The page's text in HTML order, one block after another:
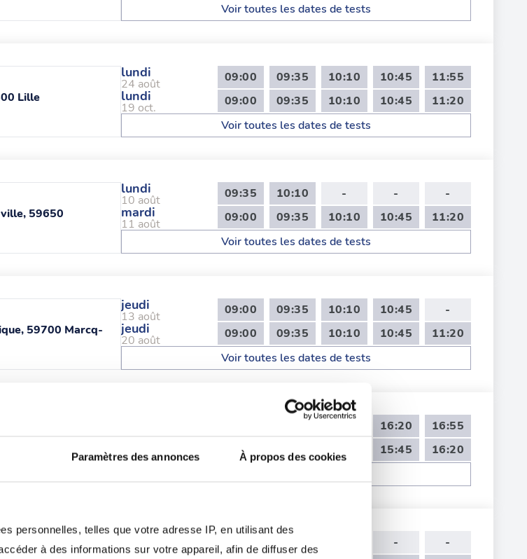
Paramètres des annonces À propos des cookies
personnelles, telles que votre adresse IP, en utilisant des
à des informations sur votre appareil, afin de diffuser des
Voir toutes les dates de tests
Lille
lundi
24 août 09:00 09:35 10:10 10:45 11:55
lundi
19 oct. 09:00 09:35 10:10 10:45
11:20
Voir toutes les dates de tests
59650
lundi
10 août 09:35 10:10 - - -
mardi
11 août 09:00 09:35 10:10 10:45
11:20
Voir toutes les dates de tests
59700 Marcq-
jeudi
13 août 09:00 09:35 10:10 10:45 -
jeudi
20 août 09:00 09:35 10:10 10:45
11:20
Voir toutes les dates de tests
20 août 16:20 16:55
01 oct. 14:00 14:35 15:10 15:45
16:20
mardi
11 août 13:35 14:10 - -